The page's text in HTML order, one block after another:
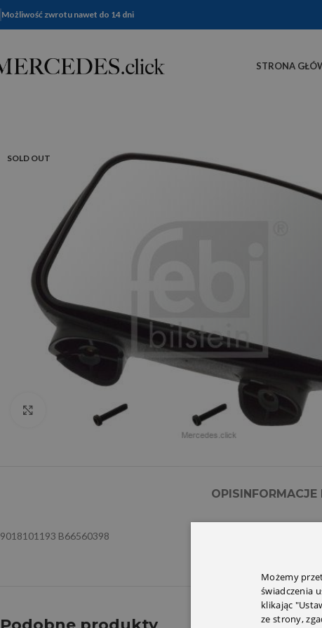
Możliwość zwrotu nawet do 14 dni
STRONA
SOLD OUT
Click to enlarge
OPIS
9018101193 B66560398
Możemy
świadczenia
klikając
ze strony,